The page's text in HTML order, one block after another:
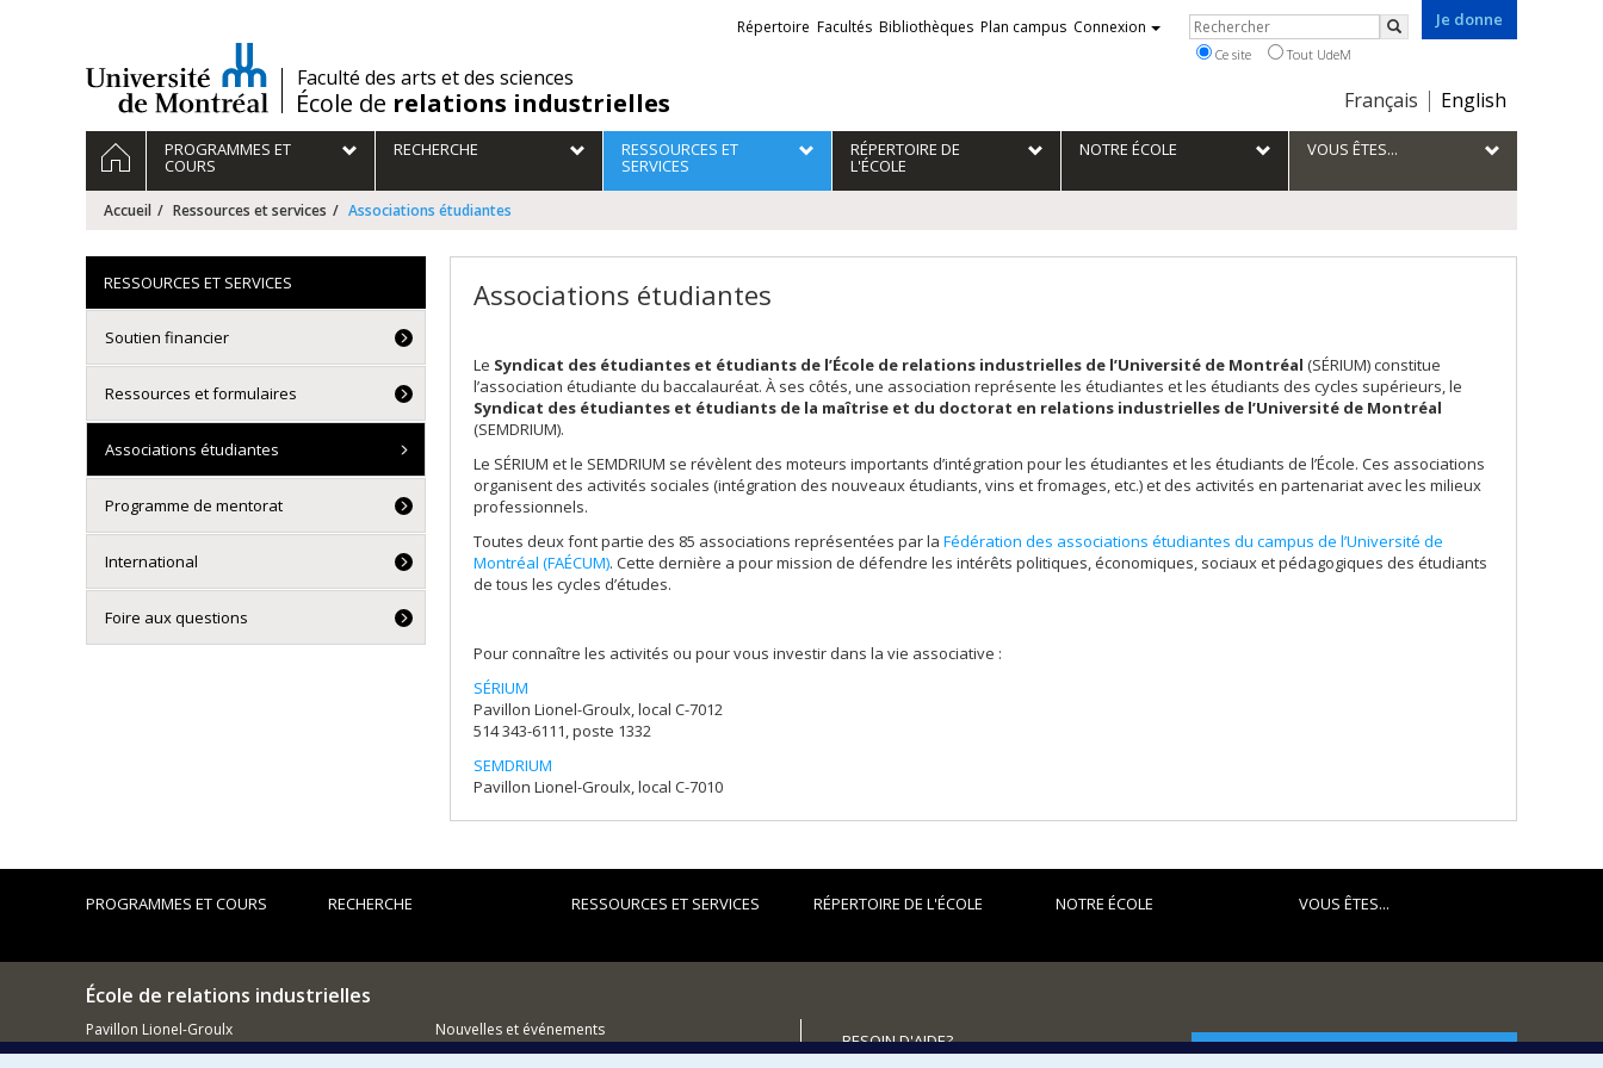
/Faculté des arts et des sciences
École de relations industrielles
Je donne
Choix
la
langue
Français English
Liens
externes
Répertoire Facultés Bibliothèques Plan campus Connexion Rechercher
Rechercher
Ce site Tout UdeM
Navigation
principale
ACCUEILPROGRAMMES ET
COURS
RECHERCHE RESSOURCES ET
SERVICES
RÉPERTOIRE DE
L'ÉCOLE
NOTRE ÉCOLE VOUS ÊTES...
Accueil Ressources et services Associations étudiantes
Associations étudiantes
Le Syndicat des étudiantes et étudiants de l’École de relations industrielles de l’Université de Montréal (SÉRIUM) constitue
l’association étudiante du baccalauréat. À ses côtés, une association représente les étudiantes et les étudiants des cycles supérieurs, le
Syndicat des étudiantes et étudiants de la maîtrise et du doctorat en relations industrielles de l’Université de Montréal
(SEMDRIUM).
Le SÉRIUM et le SEMDRIUM se révèlent des moteurs importants d’intégration pour les étudiantes et les étudiants de l’École. Ces associations
organisent des activités sociales (intégration des nouveaux étudiants, vins et fromages, etc.) et des activités en partenariat avec les milieux
professionnels.
Toutes deux font partie des 85 associations représentées par la Fédération des associations étudiantes du campus de l’Université de
Montréal (FAÉCUM). Cette dernière a pour mission de défendre les intérêts politiques, économiques, sociaux et pédagogiques des étudiants
de tous les cycles d’études.
Pour connaître les activités ou pour vous investir dans la vie associative :
SÉRIUM
Pavillon Lionel-Groulx, local C-7012
514 343-6111, poste 1332
SEMDRIUM
Pavillon Lionel-Groulx, local C-7010
RESSOURCES ET SERVICES
Soutien financier
Ressources et formulaires
Associations étudiantes
Programme de mentorat
International
Foire aux questions
PROGRAMMES ET COURS RECHERCHE RESSOURCES ET SERVICES RÉPERTOIRE DE L'ÉCOLE NOTRE ÉCOLE VOUS ÊTES...
École de relations industrielles
Pavillon Lionel-Groulx
3150, rue Jean-Brillant
Nouvelles et événements
BESOIN D'AIDE?
FACULTÉ DES ARTS ET DES SCIENCES